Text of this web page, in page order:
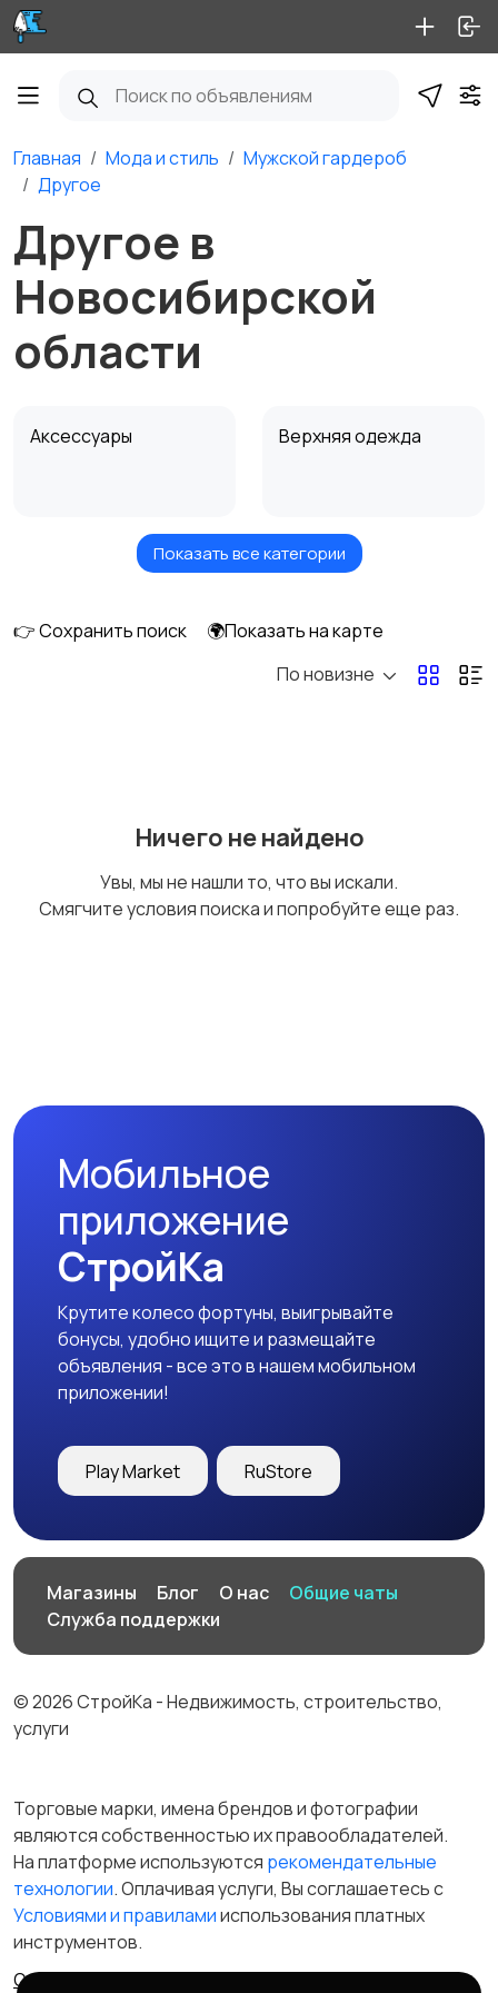
Главная Мода и стиль
Мужской гардероб
Другое
Другое в
Новосибирской
области
Аксессуары Верхняя одежда
Головные уборы Домашняя одежда
Другое
Показать все категории
👉 Сохранить поиск
🌍Показать на карте
По новизне
Ничего не найдено
Увы, мы не нашли то, что вы искали.
Смягчите условия поиска и попробуйте еще раз.
Мобильное
приложение
СтройКа
Крутите колесо фортуны, выигрывайте
бонусы, удобно ищите и размещайте
объявления - все это в нашем мобильном
приложении!
Play Market RuStore
Магазины Блог О нас
Общие чаты
Служба поддержки
© 2026 СтройКа - Недвижимость, строительство,
услуги
Торговые марки, имена брендов и фотографии
являются собственностью их правообладателей.
На платформе используются рекомендательные
технологии. Оплачивая услуги, Вы соглашаетесь c
Условиями и правиламииспользования платных
инструментов.
Отказ от ответственности
Правила сервиса